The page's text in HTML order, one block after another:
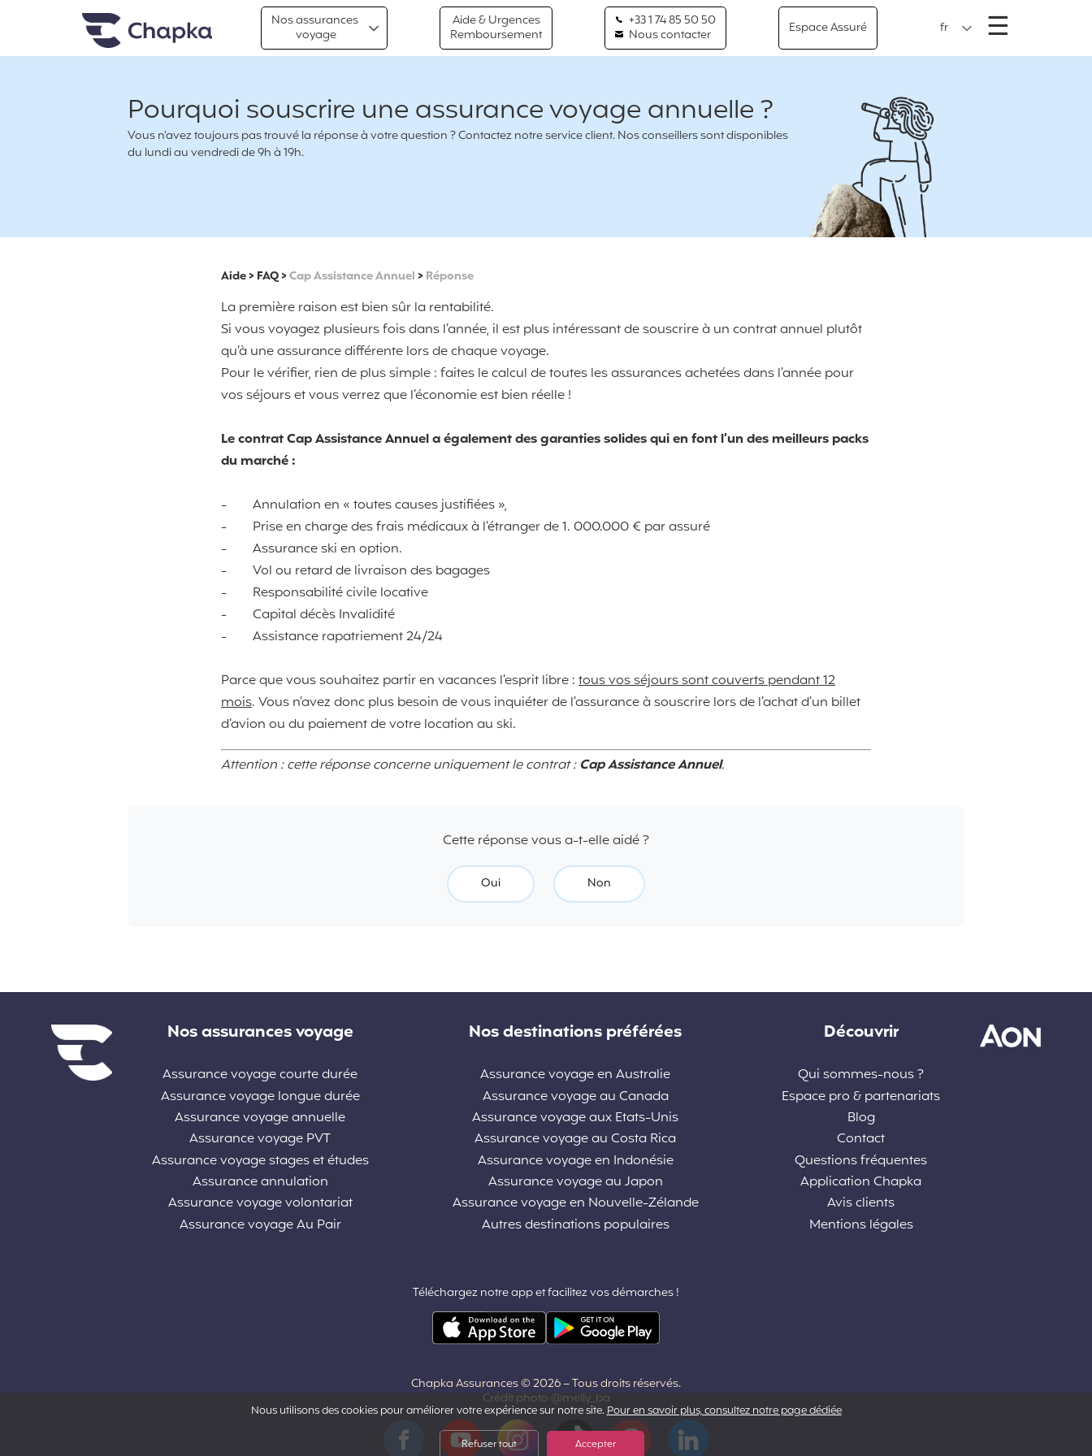
Chapka Assurances VoyagesNos assurances
voyage
Aide & Urgences
Remboursement
+33 1 74 85 50 50
Nous contacter
Espace Assuré fr ☰
Pourquoi souscrire une assurance voyage annuelle ?
Vous n’avez toujours pas trouvé la réponse à votre question ? Contactez notre service client. Nos conseillers sont disponibles
du lundi au vendredi de 9h à 19h.
Aide> FAQ>Cap Assistance Annuel > Réponse
La première raison est bien sûr la rentabilité.
Si vous voyagez plusieurs fois dans l’année, il est plus intéressant de souscrire à un contrat annuel plutôt
qu’à une assurance différente lors de chaque voyage.
Pour le vérifier, rien de plus simple : faites le calcul de toutes les assurances achetées dans l’année pour
vos séjours et vous verrez que l’économie est bien réelle !
Le contrat Cap Assistance Annuel a également des garanties solides qui en font l’un des meilleurs packs
du marché :
- Annulation en « toutes causes justifiées »,
- Prise en charge des frais médicaux à l’étranger de 1. 000.000 € par assuré
- Assurance ski en option.
- Vol ou retard de livraison des bagages
- Responsabilité civile locative
- Capital décès Invalidité
- Assistance rapatriement 24/24
Parce que vous souhaitez partir en vacances l’esprit libre : tous vos séjours sont couverts pendant 12
mois. Vous n’avez donc plus besoin de vous inquiéter de l’assurance à souscrire lors de l’achat d’un billet
d’avion ou du paiement de votre location au ski.
Attention : cette réponse concerne uniquement le contrat :Cap Assistance Annuel.
Cette réponse vous a-t-elle aidé ?
Oui Non
Liens divers Nos assurances voyage
Assurance voyage courte durée
Assurance voyage longue durée
Assurance voyage annuelle
Assurance voyage PVT
Assurance voyage stages et études
Assurance annulation
Assurance voyage volontariat
Assurance voyage Au Pair
Nos destinations préférées
Assurance voyage en Australie
Assurance voyage au Canada
Assurance voyage aux Etats-Unis
Assurance voyage au Costa Rica
Assurance voyage en Indonésie
Assurance voyage au Japon
Assurance voyage en Nouvelle-Zélande
Autres destinations populaires
Découvrir
Qui sommes-nous ?
Espace pro & partenariats
Blog
Contact
Questions fréquentes
Application Chapka
Avis clients
Mentions légales
Téléchargez notre app et facilitez vos démarches !
Chapka Assurances © 2026– Tous droits réservés.
Crédit photo @melly_ba
Facebook YouTube Instagram Tiktok Pinterest LinkedIn
Nous utilisons des cookies pour améliorer votre expérience sur notre site.Pour en savoir plus, consultez notre page dédiée
Refuser tout Accepter